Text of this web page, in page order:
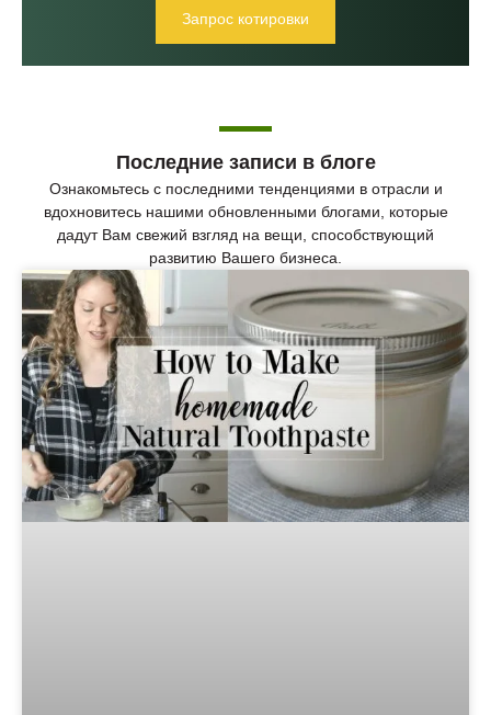
Запрос котировки
Последние записи в блоге
Ознакомьтесь с последними тенденциями в отрасли и
вдохновитесь нашими обновленными блогами, которые
дадут Вам свежий взгляд на вещи, способствующий
развитию Вашего бизнеса.